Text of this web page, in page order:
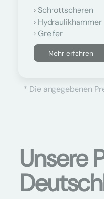
Schrottscheren
Hydraulikhammer
Greifer
Mehr erfahren
* Die angegebenen
Unsere